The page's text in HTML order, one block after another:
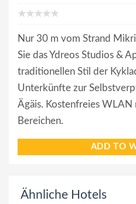
Nur 30 m vom Strand
Sie das Ydreos Studios &
traditionellen Stil der
Unterkünfte zur
Ägäis. Kostenfreies WLAN
Bereichen.
ADD TO
Ähnliche Hotels